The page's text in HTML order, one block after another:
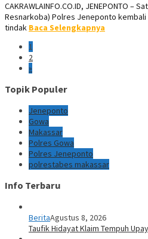
CAKRAWLAINFO.CO.ID, JENEPONTO –
Resnarkoba) Polres Jeneponto
tindak Baca Selengkapnya
1
2
»
Topik Populer
Jeneponto
Gowa
Makassar
Polres Gowa
Polres Jeneponto
polrestabes makassar
Info Terbaru
BeritaAgustus 8, 2026
Taufik Hidayat Klaim Tempuh